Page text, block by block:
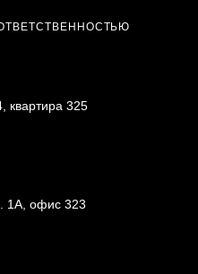
квартира 325
1А, офис 323